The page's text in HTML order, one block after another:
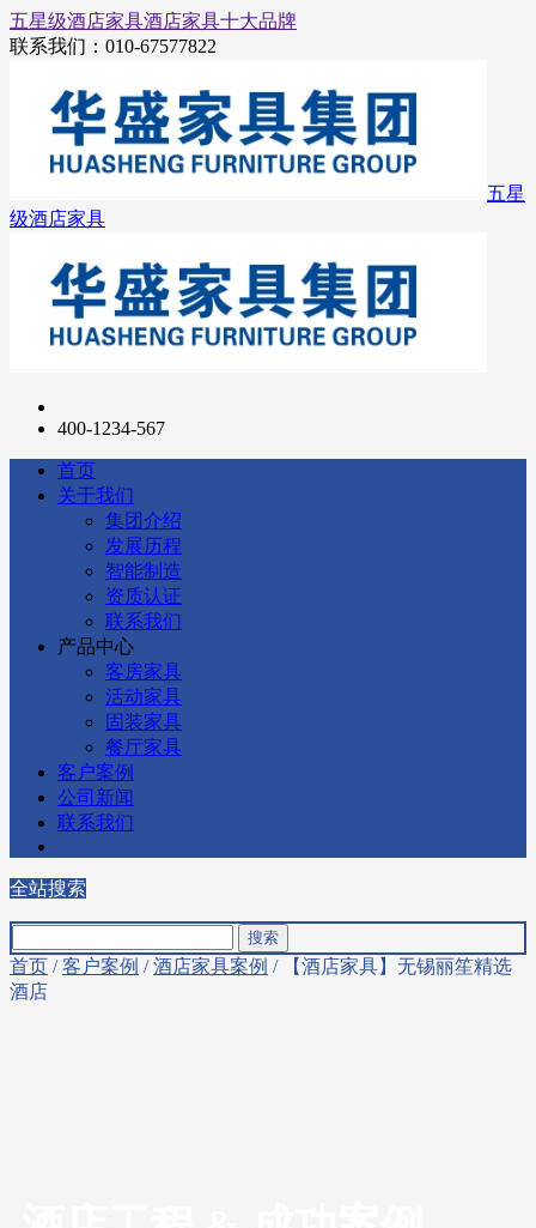
五星级酒店家具酒店家具十大品牌
联系我们： 010-67577822
五星
级酒店家具
400-1234-567
首页
关于我们
集团介绍
发展历程
智能制造
资质认证
联系我们
产品中心
客房家具
活动家具
固装家具
餐厅家具
客户案例
公司新闻
联系我们
全站搜索
首页 /客户案例 /酒店家具案例 / 【酒店家具】无锡丽笙精选
酒店